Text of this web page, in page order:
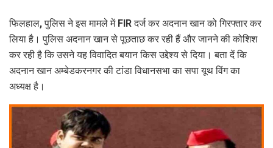
फिलहाल, पुलिस ने इस मामले में FIR दर्ज कर अदनान खान को गिरफ्तार कर
लिया है। पुलिस अदनान खान से पूछताछ कर रही हैं और जानने की कोशिश
कर रही है कि उसने यह विवादित बयान किस उद्देश्य से दिया। बता दें कि
अदनान खान अम्बेडकरनगर की टांडा विधानसभा का सपा यूथ विंग का
अध्यक्ष है।